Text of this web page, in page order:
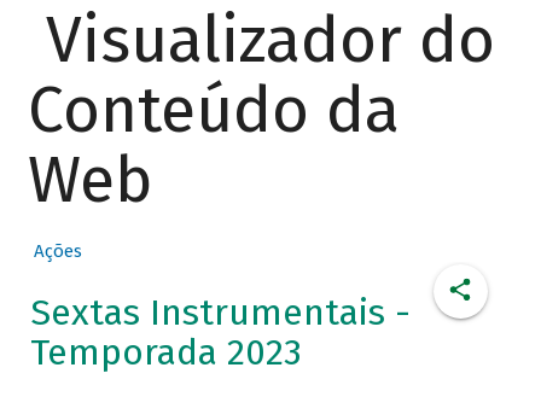
Visualizador do
Conteúdo da
Web
Ações
Sextas Instrumentais -
Temporada 2023